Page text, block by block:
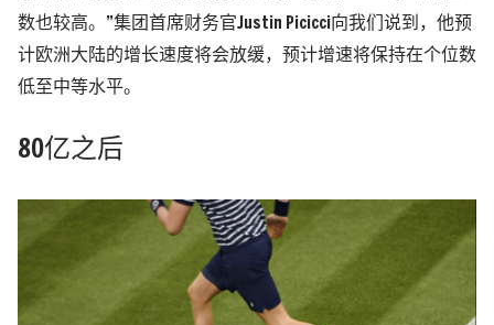
数也较高。”集团首席财务官Justin Picicci向我们说到，他预
计欧洲大陆的增长速度将会放缓，预计增速将保持在个位数
低至中等水平。
80亿之后